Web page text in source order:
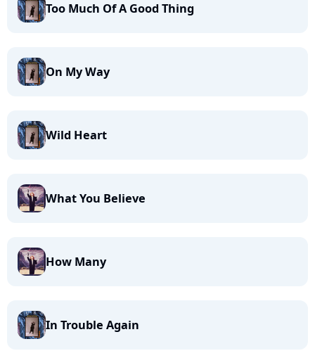
Too Much Of A Good Thing
On My Way
Wild Heart
What You Believe
How Many
In Trouble Again